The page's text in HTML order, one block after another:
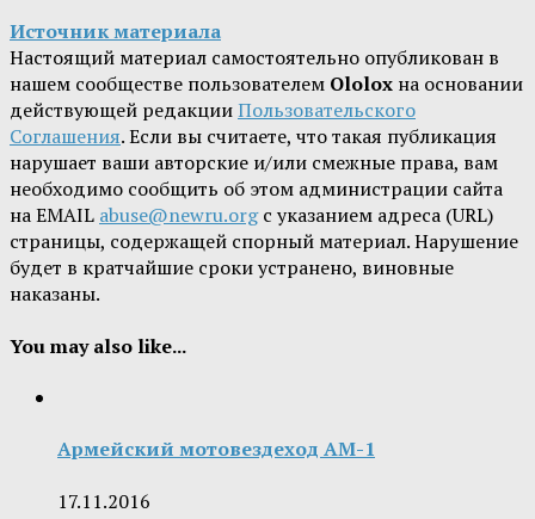
Источник материала
Настоящий материал самостоятельно опубликован в
нашем сообществе пользователем Ololox на основании
действующей редакцииПользовательского
Соглашения. Если вы считаете, что такая публикация
нарушает ваши авторские и/или смежные права, вам
необходимо сообщить об этом администрации сайта
на EMAIL abuse@newru.orgс указанием адреса (URL)
страницы, содержащей спорный материал. Нарушение
будет в кратчайшие сроки устранено, виновные
наказаны.
You may also like...
Армейский мотовездеход АМ-1
17.11.2016